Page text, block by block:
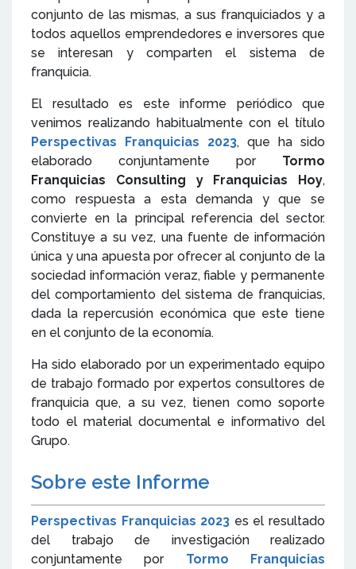
conjunto de las mismas, a sus franquiciados y a
todos aquellos emprendedores e inversores que
se interesan y comparten el sistema de
franquicia.
El resultado es este informe periódico que
venimos realizando habitualmente con el título
Perspectivas Franquicias 2023, que ha sido
elaborado conjuntamente por Tormo
Franquicias Consulting y Franquicias Hoy,
como respuesta a esta demanda y que se
convierte en la principal referencia del sector.
Constituye a su vez, una fuente de información
única y una apuesta por ofrecer al conjunto de la
sociedad información veraz, fiable y permanente
del comportamiento del sistema de franquicias,
dada la repercusión económica que este tiene
en el conjunto de la economía.
Ha sido elaborado por un experimentado equipo
de trabajo formado por expertos consultores de
franquicia que, a su vez, tienen como soporte
todo el material documental e informativo del
Grupo.
Sobre este Informe
Perspectivas Franquicias 2023 es el resultado
del trabajo de investigación realizado
conjuntamente por Tormo Franquicias